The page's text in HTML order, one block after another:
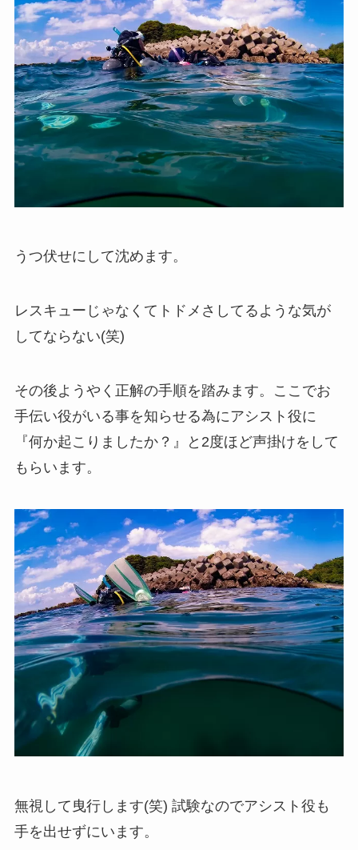
うつ伏せにして沈めます。
レスキューじゃなくてトドメさしてるような気が
してならない(笑)
その後ようやく正解の手順を踏みます。ここでお
手伝い役がいる事を知らせる為にアシスト役に
『何か起こりましたか？』と2度ほど声掛けをして
もらいます。
無視して曳行します(笑) 試験なのでアシスト役も
手を出せずにいます。